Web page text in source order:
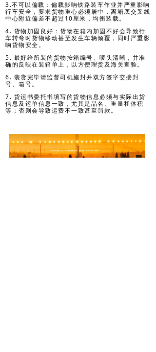
3.不可以偏载：偏载影响铁路装车作业并严重影响
行车安全，要求货物重心必须居中，离箱底交叉线
中心附近偏差不超过10厘米，均衡装载。
4. 货物加固良好：货物在箱内加固不好会导致行
车转弯时货物移动甚至发生车辆倾覆，同时严重影
响货物安全。
5. 最好给所装的货物按箱编号、唛头清晰，并准
确的反映在装箱单上，以方便理货及海关查验。
6. 装货完毕请监督司机施封并双方签字交接封
号、箱号。
7. 货运书委托书填写的货物信息必须与实际出货
信息及运单信息一致，尤其是品名、重量和体积
等；否则会导致运费不一致甚至罚款。